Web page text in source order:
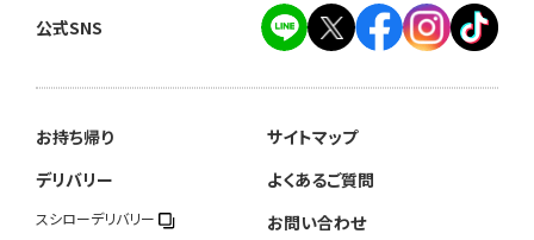
公式SNS
お持ち帰り
デリバリー
スシローデリバリー
サイトマップ
よくあるご質問
お問い合わせ